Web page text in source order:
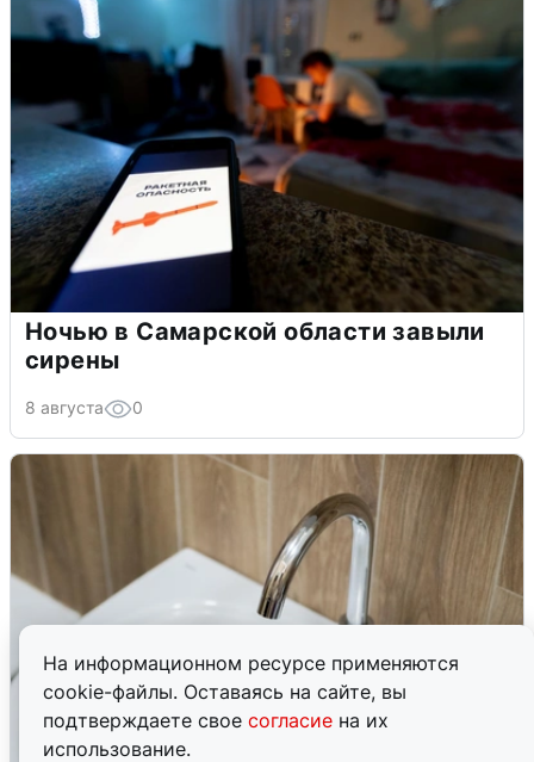
На информационном ресурсе применяются
cookie-файлы. Оставаясь на сайте, вы
подтверждаете свое согласие на их
использование.
Ночью в Самарской области завыли
сирены
8 августа 0